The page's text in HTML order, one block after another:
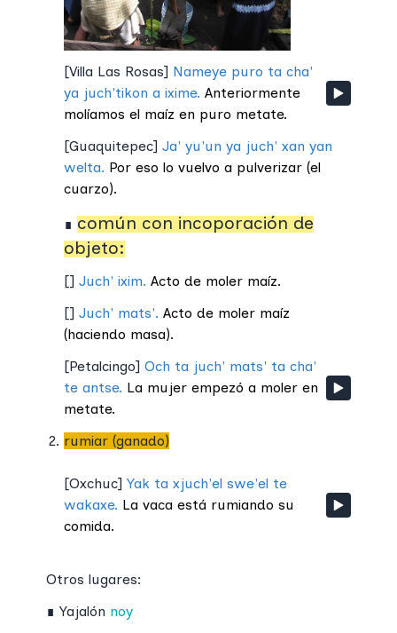
[Villa Las Rosas] Nameye puro ta cha'
ya juch'tikon a ixime. Anteriormente
molíamos el maíz en puro metate.
[Guaquitepec] Ja' yu'un ya juch' xan yan
welta. Por eso lo vuelvo a pulverizar (el
cuarzo).
∎ común con incoporación de
objeto:
[] Juch' ixim. Acto de moler maíz.
[] Juch' mats'. Acto de moler maíz
(haciendo masa).
[Petalcingo] Och ta juch' mats' ta cha'
te antse. La mujer empezó a moler en
metate.
rumiar (ganado)
[Oxchuc] Yak ta xjuch'el swe'el te
wakaxe. La vaca está rumiando su
comida.
Otros lugares:
∎ Yajalón noy